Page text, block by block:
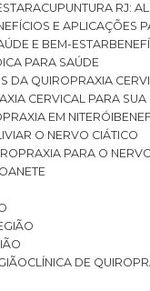
ACUPUNTURA RJ:
E APLICAÇÕES
E BEM-ESTAR
PARA SAÚDE
DA QUIROPRAXIA
CERVICAL PARA
EM NITERÓI
O NERVO CIÁTICO
PARA O
CLÍNICA DE